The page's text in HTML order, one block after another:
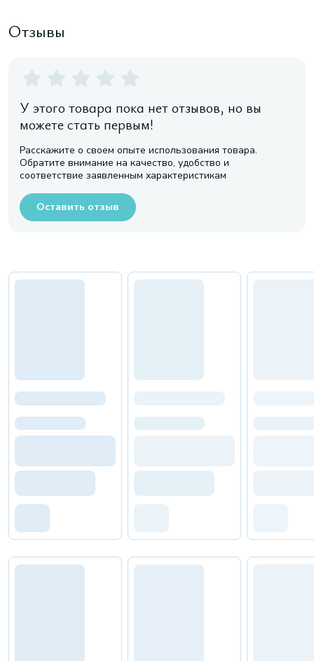
Отзывы
У этого товара пока нет отзывов, но вы
можете стать первым!
Расскажите о своем опыте использования товара.
Обратите внимание на качество, удобство и
соответствие заявленным характеристикам
Оставить отзыв